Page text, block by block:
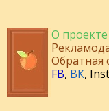
О
Обратная
FB, ВК,